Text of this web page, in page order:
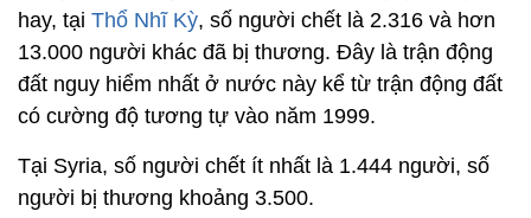
hay, tại Thổ Nhĩ Kỳ, số người chết là 2.316 và hơn
13.000 người khác đã bị thương. Đây là trận động
đất nguy hiểm nhất ở nước này kể từ trận động đất
có cường độ tương tự vào năm 1999.
Tại Syria, số người chết ít nhất là 1.444 người, số
người bị thương khoảng 3.500.